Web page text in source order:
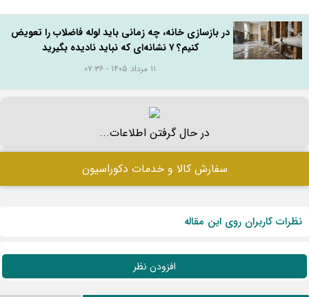
در بازسازی خانه، چه زمانی باید لوله فاضلاب را تعویض
کنیم؟ ۷ نشانه‌ای که نباید نادیده بگیرید
در حال گرفتن اطلاعات...
سفارش کالا و خدمات دکوراسیون
نظرات کاربران روی این مقاله
افزودن نظر